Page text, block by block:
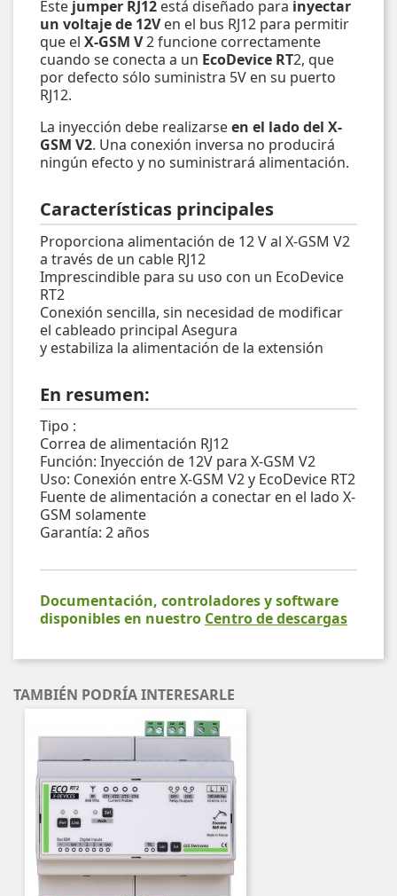
Este jumper RJ12 está diseñado para inyectar
un voltaje de 12Ven el bus RJ12 para permitir
que el X-GSM V2 funcione correctamente
cuando se conecta a un EcoDevice RT2, que
por defecto sólo suministra 5V en su puerto
RJ12.
La inyección debe realizarseen el lado del X-
GSM V2. Una conexión inversa no producirá
ningún efecto y no suministrará alimentación.
Características principales
Proporciona alimentación de 12 V al X-GSM V2
a través de un cable RJ12
Imprescindible para su uso con un EcoDevice
RT2
Conexión sencilla, sin necesidad de modificar
el cableado principal Asegura
y estabiliza la alimentación de la extensión
En resumen:
Tipo :
Correa de alimentación RJ12
Función: Inyección de 12V para X-GSM V2
Uso: Conexión entre X-GSM V2 y EcoDevice RT2
Fuente de alimentación a conectar en el lado X-
GSM solamente
Garantía: 2 años
Documentación, controladores y software
disponibles en nuestro Centro de descargas
TAMBIÉN PODRÍA INTERESARLE